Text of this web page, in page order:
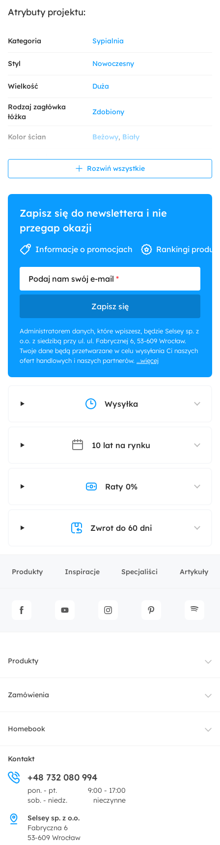
Atrybuty projektu:
Kategoria Sypialnia
Styl Nowoczesny
Wielkość Duża
Rodzaj zagłówka
łóżka
Zdobiony
Kolor ścian Beżowy Biały
Dekoracja i
Drewno Panele tapicerowane
Rozwiń wszystkie
Zapisz się do newslettera i nie
przegap okazji
Informacje o promocjach Rankingi
Podaj nam swój e-mail
Zapisz się
Administratorem danych, które wpiszesz, będzie Selsey sp. z
o.o. z siedzibą przy ul. ul. Fabrycznej 6, 53-609 Wrocław.
Twoje dane będą przetwarzane w celu wysyłania Ci naszych
ofert handlowych i naszych partnerów. ...więcej
Wysyłka
10 lat na rynku
Raty 0%
Zwrot do 60 dni
Produkty Inspiracje Specjaliści Artykuły
Produkty
Meble
Dekoracje i akcesoria
Promocje
Zamówienia
Dostawa
Zwroty
Pytania i odpowiedzi
Homebook
O nas
Centrum prasowe
Regulamin
Kontakt
+48 732 080 994
pon. - pt.
9:00 - 17:00
sob. - niedz.
nieczynne
Selsey sp. z o.o.
Fabryczna 6
53-609 Wrocław